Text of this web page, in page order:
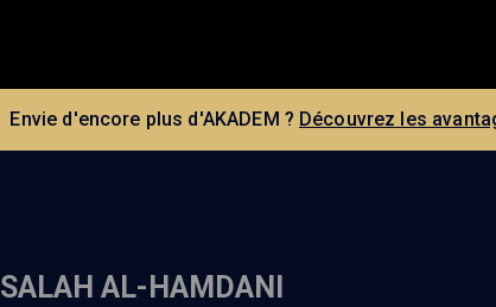
Envie d'encore plus d'AKADEM ? Découvrez les
SALAH AL-HAMDANI